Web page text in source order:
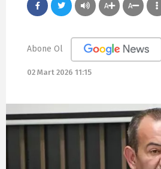
A A
Abone Ol
02 Mart 2026 11:15